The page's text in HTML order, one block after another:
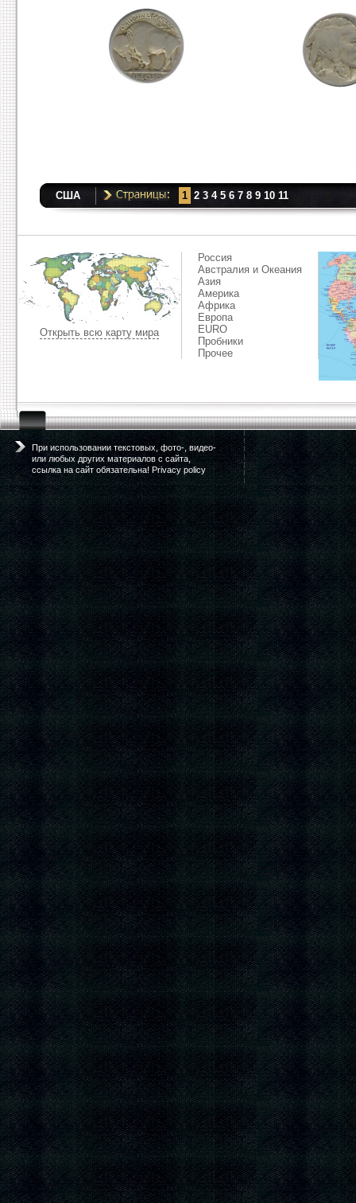
США 1 2 3 4 5 6 7 8 9 10 11
Открыть всю карту мира
Россия
Австралия и Океания
Азия
Америка
Африка
Европа
EURO
Пробники
Прочее
При использовании текстовых, фото-, видео-
или любых других материалов с сайта,
ссылка на сайт обязательна! Privacy policy